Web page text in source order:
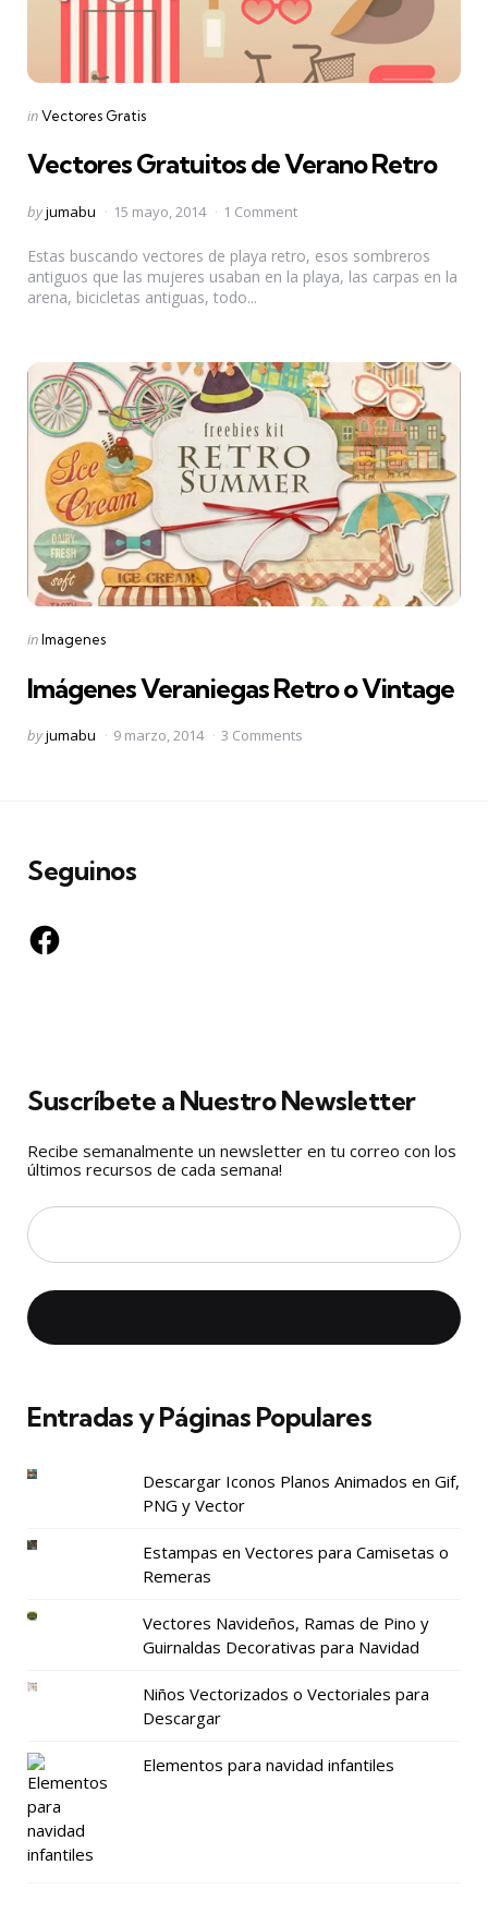
Categories
Posted
inVectores Gratis
Vectores Gratuitos de Verano Retro
Posted
byjumabu 15 mayo, 2014 1 Comment
Estas buscando vectores de playa retro, esos sombreros
antiguos que las mujeres usaban en la playa, las carpas en la
arena, bicicletas antiguas, todo...
Categories
Posted
inImagenes
Imágenes Veraniegas Retro o Vintage
Posted
byjumabu 9 marzo, 2014 3 Comments
Seguinos
Facebook
Suscríbete a Nuestro Newsletter
Recibe semanalmente un newsletter en tu correo con los
últimos recursos de cada semana!
Entradas y Páginas Populares
Descargar Iconos Planos Animados en Gif,
PNG y Vector
Estampas en Vectores para Camisetas o
Remeras
Vectores Navideños, Ramas de Pino y
Guirnaldas Decorativas para Navidad
Niños Vectorizados o Vectoriales para
Descargar
Elementos para navidad infantiles